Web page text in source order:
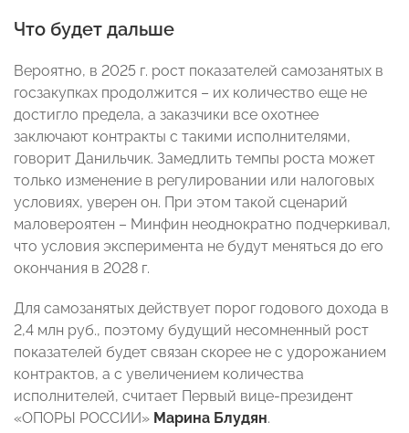
Что будет дальше
Вероятно, в 2025 г. рост показателей самозанятых в
госзакупках продолжится – их количество еще не
достигло предела, а заказчики все охотнее
заключают контракты с такими исполнителями,
говорит Данильчик. Замедлить темпы роста может
только изменение в регулировании или налоговых
условиях, уверен он. При этом такой сценарий
маловероятен – Минфин неоднократно подчеркивал,
что условия эксперимента не будут меняться до его
окончания в 2028 г.
Для самозанятых действует порог годового дохода в
2,4 млн руб., поэтому будущий несомненный рост
показателей будет связан скорее не с удорожанием
контрактов, а с увеличением количества
исполнителей, считает Первый вице-президент
«ОПОРЫ РОССИИ» Марина Блудян.